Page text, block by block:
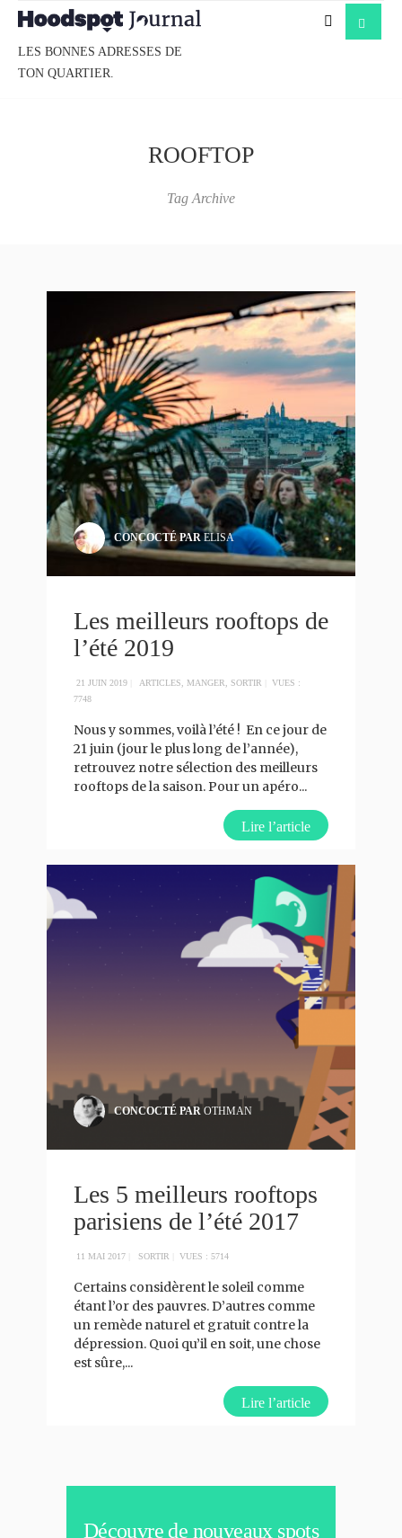
LES BONNES ADRESSES DE
TON QUARTIER.
ROOFTOP
Tag Archive
CONCOCTÉ PARELISA
Les meilleurs rooftops de
l’été 2019
21 JUIN 2019 ARTICLES MANGER SORTIR
VUES :
7748
Nous y sommes, voilà l’été ! En ce jour de
21 juin (jour le plus long de l’année),
retrouvez notre sélection des meilleurs
rooftops de la saison. Pour un apéro...
Lire l’article
CONCOCTÉ PAR OTHMAN
Les 5 meilleurs rooftops
parisiens de l’été 2017
11 MAI 2017 SORTIR VUES : 5714
Certains considèrent le soleil comme
étant l’or des pauvres. D’autres comme
un remède naturel et gratuit contre la
dépression. Quoi qu’il en soit, une chose
est sûre,...
Lire l’article
Découvre de nouveaux spots